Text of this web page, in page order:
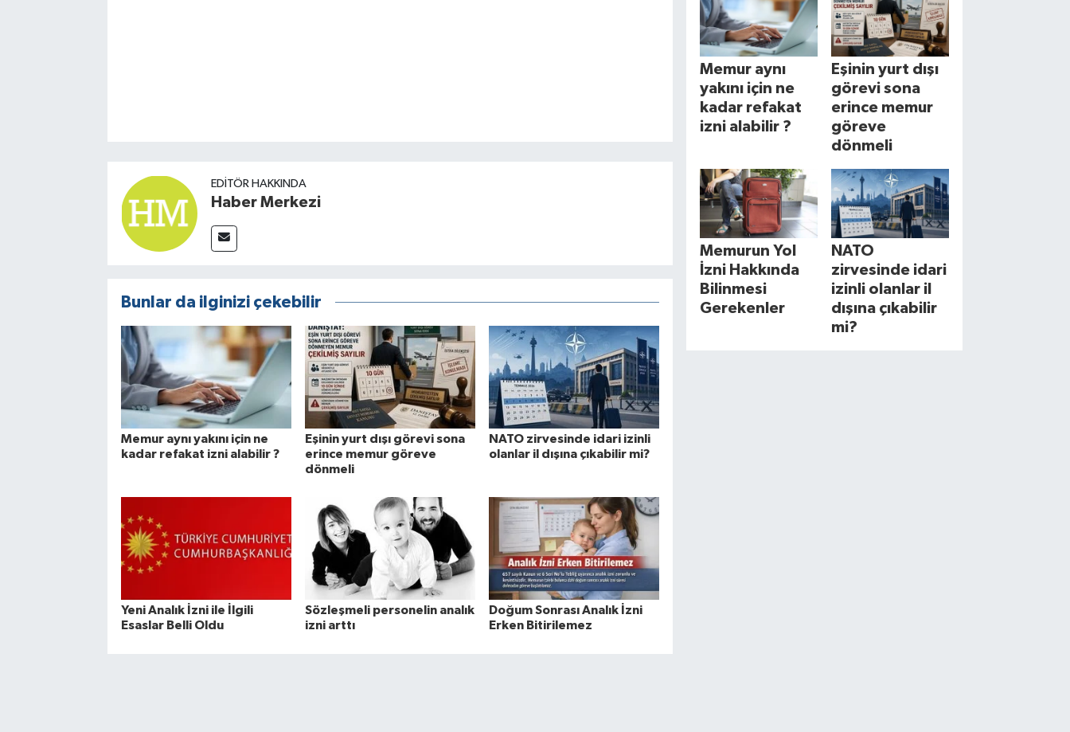
EDITÖR HAKKINDA
Haber Merkezi
Bunlar da ilginizi çekebilir
Memur aynı yakını için ne
kadar refakat izni alabilir ?
Eşinin yurt dışı görevi sona
erince memur göreve
dönmeli
NATO zirvesinde idari izinli
olanlar il dışına çıkabilir mi?
Yeni Analık İzni ile İlgili
Esaslar Belli Oldu
Sözleşmeli personelin analık
izni arttı
Doğum Sonrası Analık İzni
Erken Bitirilemez
Memur aynı
yakını için ne
kadar refakat
izni alabilir ?
Eşinin yurt dışı
görevi sona
erince memur
göreve
dönmeli
Memurun Yol
İzni Hakkında
Bilinmesi
Gerekenler
NATO
zirvesinde idari
izinli olanlar il
dışına çıkabilir
mi?